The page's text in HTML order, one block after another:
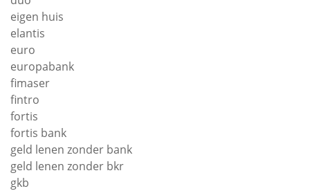
eigen huis
elantis
euro
europabank
fimaser
fintro
fortis
fortis bank
geld lenen zonder bank
geld lenen zonder bkr
gkb